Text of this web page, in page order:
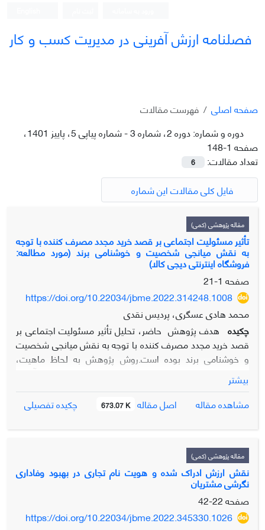
فصلنامه ارزش آفرینی در مدیریت کسب و کار
صفحه اصلی
فهرست مقالات
دوره و شماره:
دوره 2، شماره 3 - شماره پیاپی 5، پاییز 1401،
صفحه 1-148
تعداد مقالات:
6
فایل کلی مقالات این شماره
مقاله پژوهشی (کمی)
تأثیر مسئولیت اجتماعی بر قصد خرید مجدد مصرف کننده با توجه
به نقش میانجی شخصیت و خوشنامی برند (مورد مطالعه:
فروشگاه اینترنتی دیجی کالا)
صفحه 1-21
https://doi.org/10.22034/jbme.2022.314248.1008
محمد هادی عسگری، پردیس نقدی
چکیده هدف پژوهش حاضر، تحلیل تأثیر مسئولیت اجتماعی بر
قصد خرید مجدد مصرف کننده با توجه به نقش میانجی شخصیت
و خوشنامی برند بوده است.روش پژوهش به لحاظ ماهیت،
توصیفی-پیمایشی و از حیث هدف کاربردی می‌باشد. جامعه آماری
پژوهش را مشتریان فروشگاه اینترنتی دیجی کالا تشکیل داده‌اند.
حجم نمونه با استفاده از فرمول کوکران 384 نفر تعیین و نمونه‌ها
به روش نمونه گیری در دسترس انتخاب گردیدند.جهت گردآوری
داده‌ها از پرسشنامه‌های مسئولیت اجتماعی سالامون
گردید که روایی آنها توسط صاحبنظران دانشگاهی و پایایی آنها نیز
از طریق آزمون ضریب آلفای کرونباخ مورد تأیید قرار گرفت.به
منظور تحلیل داده‌ها از تکنیک معادلات ساختاری با استفاده از
نرم افزار آماری Lisrel و نیز نرم افزار آماری Spss استفاده
بیشتر
مشاهده مقاله
اصل مقاله 673.07 K چکیده تفصیلی
مقاله پژوهشی (کمی)
نقش ارزش ادراک شده و هویت نام تجاری در بهبود وفاداری
نگرشی مشتریان
صفحه22-42
https://doi.org/10.22034/jbme.2022.345330.1026